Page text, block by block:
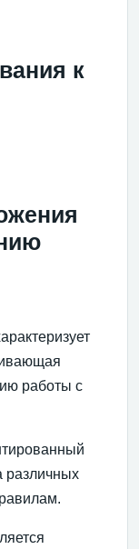
к
работы с
различных